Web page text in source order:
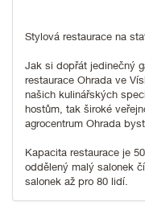
Stylová restaurace na
Jak si dopřát jedinečný
restaurace Ohrada ve
našich kulinářských
hostům, tak široké
agrocentrum Ohrada
Kapacita restaurace je
oddělený malý salonek
salonek až pro 80 lidí.